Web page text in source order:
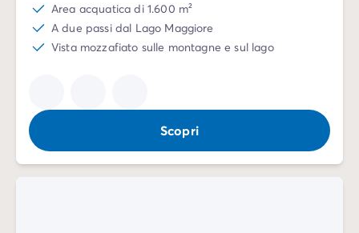
I nostri pacchetti ristorazione
Il Servizio Clienti Homair
Prima di partire
Area acquatica di 1.600 m²
A due passi dal Lago Maggiore
Vista mozzafiato sulle montagne e sul lago
Scopri